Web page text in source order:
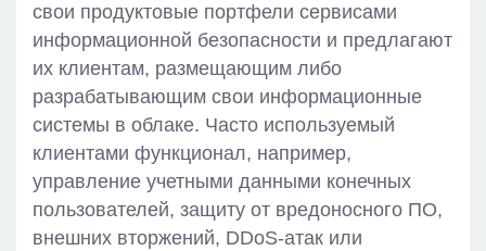
свои продуктовые портфели сервисами
информационной безопасности и предлагают
их клиентам, размещающим либо
разрабатывающим свои информационные
системы в облаке. Часто используемый
клиентами функционал, например,
управление учетными данными конечных
пользователей, защиту от вредоносного ПО,
внешних вторжений, DDoS-атак или